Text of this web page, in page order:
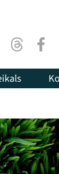
Threads